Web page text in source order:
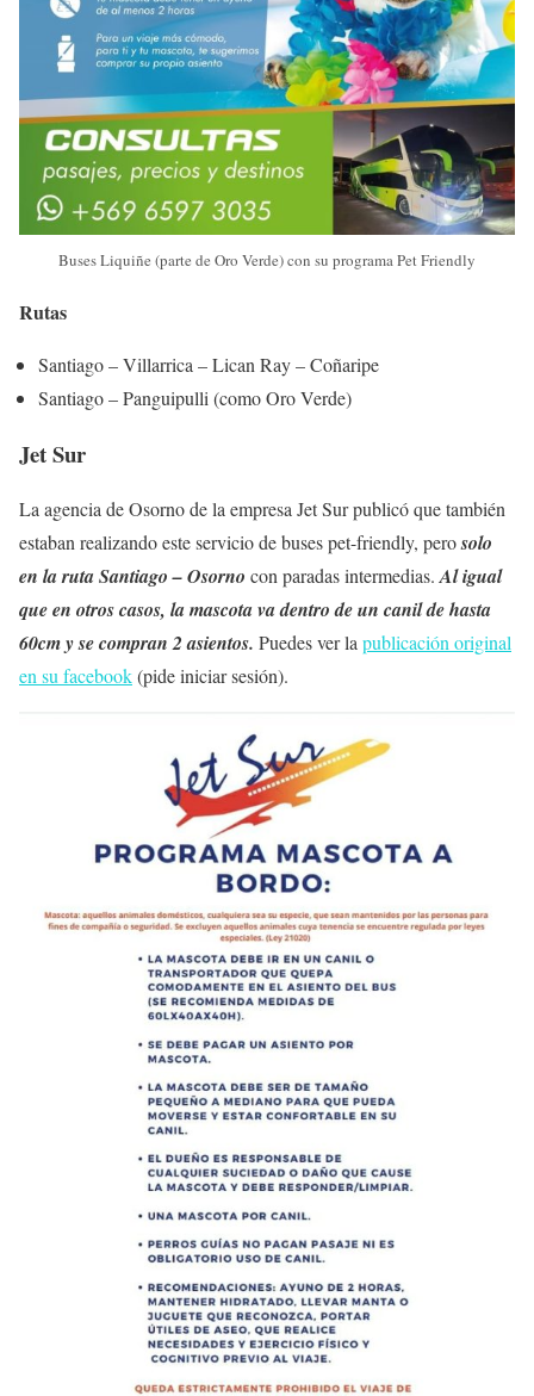
Buses Liquiñe (parte de Oro Verde) con su programa Pet Friendly
Rutas
Santiago – Villarrica – Lican Ray – Coñaripe
Santiago – Panguipulli (como Oro Verde)
Jet Sur
La agencia de Osorno de la empresa Jet Sur publicó que también
estaban realizando este servicio de buses pet-friendly, perosolo
en la ruta Santiago – Osorno con paradas intermedias.Al igual
que en otros casos, la mascota va dentro de un canil de hasta
60cm y se compran 2 asientos. Puedes ver lapublicación original
en su facebook(pide iniciar sesión).